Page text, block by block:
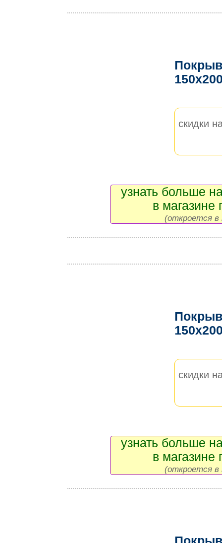
скидки
узнать больше
в магазине
(откроется в
скидки
узнать больше
в магазине
(откроется в